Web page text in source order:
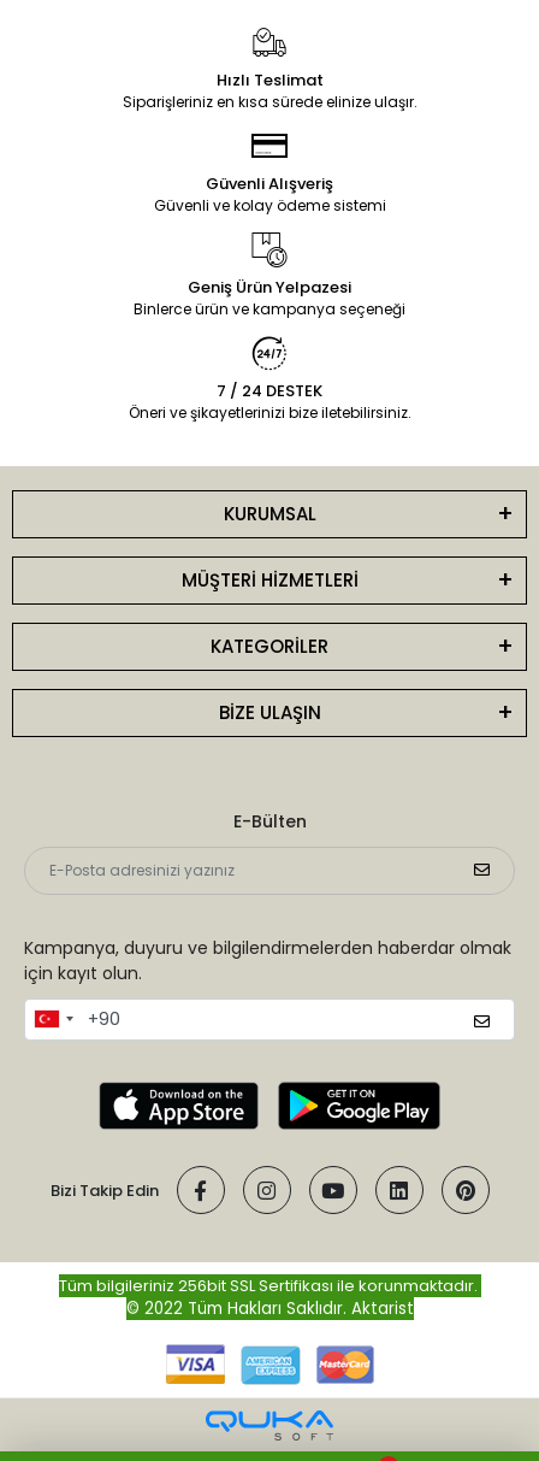
Hızlı Teslimat
Siparişleriniz en kısa sürede elinize ulaşır.
Güvenli Alışveriş
Güvenli ve kolay ödeme sistemi
Geniş Ürün Yelpazesi
Binlerce ürün ve kampanya seçeneği
7 / 24 DESTEK
Öneri ve şikayetlerinizi bize iletebilirsiniz.
KURUMSAL
MÜŞTERİ HİZMETLERİ
KATEGORİLER
BİZE ULAŞIN
E-Bülten
Kampanya, duyuru ve bilgilendirmelerden haberdar olmak
için kayıt olun.
Bizi Takip Edin
Tüm bilgileriniz 256bit SSL Sertifikası ile korunmaktadır.
© 2022 Tüm Hakları Saklıdır. Aktarist